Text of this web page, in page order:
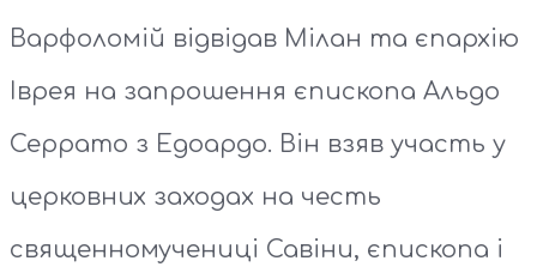
Варфоломій відвідав Мілан та єпархію
Іврея на запрошення єпископа Альдо
Серрато з Едоардо. Він взяв участь у
церковних заходах на честь
священномучениці Савіни, єпископа і